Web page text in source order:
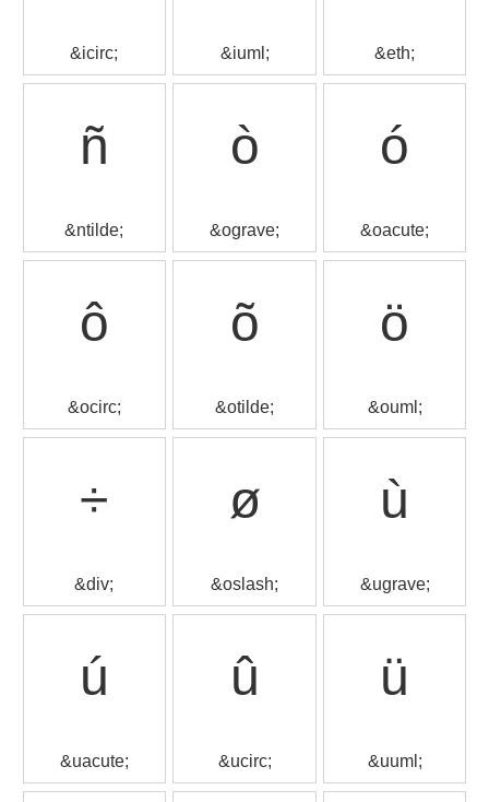
&icirc; &iuml; &eth;
ñ
&ntilde;
ò
&ograve;
ó
&oacute;
ô
&ocirc;
õ
&otilde;
ö
&ouml;
÷
&div;
ø
&oslash;
ù
&ugrave;
ú
&uacute;
û
&ucirc;
ü
&uuml;